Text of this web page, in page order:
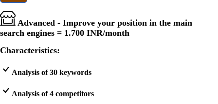
Advanced - Improve your position in the main
search engines = 1.700 INR/month
Characteristics:
Analysis of 30 keywords
Analysis of 4 competitors